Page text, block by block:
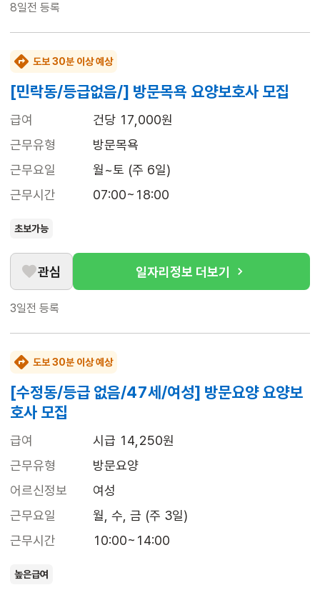
8일전 등록
도보 30분 이상 예상
[민락동/등급없음/] 방문목욕 요양보호사 모집
급여
건당 17,000원
근무유형
방문목욕
근무요일
월~토 (주 6일)
근무시간
07:00~18:00
초보가능
관심 일자리정보 더보기
3일전 등록
도보 30분 이상 예상
[수정동/등급 없음/47세/여성] 방문요양 요양보
호사 모집
급여
시급 14,250원
근무유형
방문요양
어르신정보
여성
근무요일
월, 수, 금 (주 3일)
근무시간
10:00~14:00
높은급여